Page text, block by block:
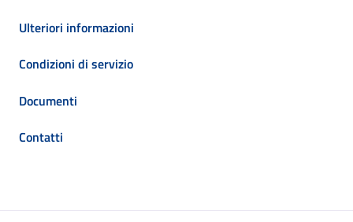
Ulteriori informazioni
Condizioni di servizio
Documenti
Contatti